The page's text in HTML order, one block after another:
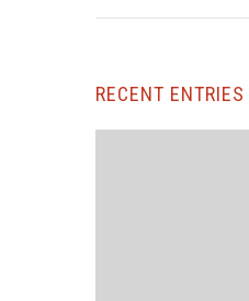
RECENT ENTRIES